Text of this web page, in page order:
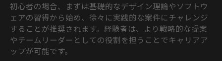
初心者の場合、まずは基礎的なデザイン理論やソフトウ
ェアの習得から始め、徐々に実践的な案件にチャレンジ
することが推奨されます。経験者は、より戦略的な提案
やチームリーダーとしての役割を担うことでキャリアア
ップが可能です。